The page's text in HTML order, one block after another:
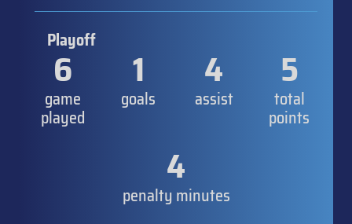
Playoff
6
game
played
1
goals
4
assist
5
total
points
4
penalty minutes